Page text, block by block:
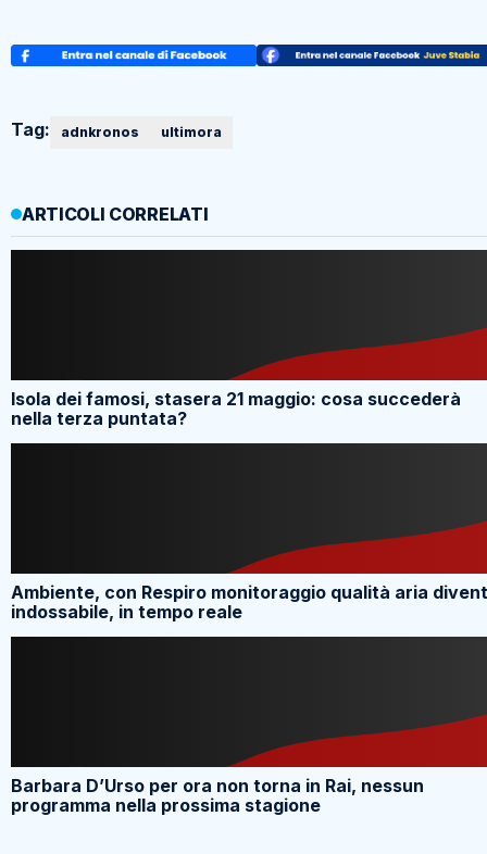
Tag: adnkronos ultimora
ARTICOLI CORRELATI
Isola dei famosi, stasera 21 maggio: cosa succederà
nella terza puntata?
Ambiente, con Respiro monitoraggio qualità aria
indossabile, in tempo reale
Barbara D’Urso per ora non torna in Rai, nessun
programma nella prossima stagione